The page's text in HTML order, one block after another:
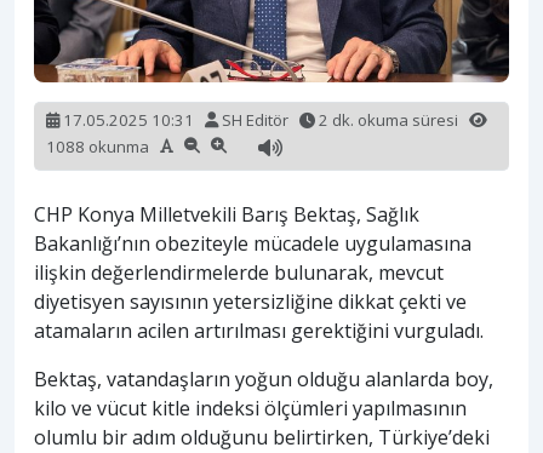
17.05.2025 10:31 SH Editör
2 dk. okuma süresi
1088 okunma
CHP Konya Milletvekili Barış Bektaş, Sağlık
Bakanlığı’nın obeziteyle mücadele uygulamasına
ilişkin değerlendirmelerde bulunarak, mevcut
diyetisyen sayısının yetersizliğine dikkat çekti ve
atamaların acilen artırılması gerektiğini vurguladı.
Bektaş, vatandaşların yoğun olduğu alanlarda boy,
kilo ve vücut kitle indeksi ölçümleri yapılmasının
olumlu bir adım olduğunu belirtirken, Türkiye’deki